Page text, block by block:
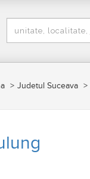
Judetul Suceava